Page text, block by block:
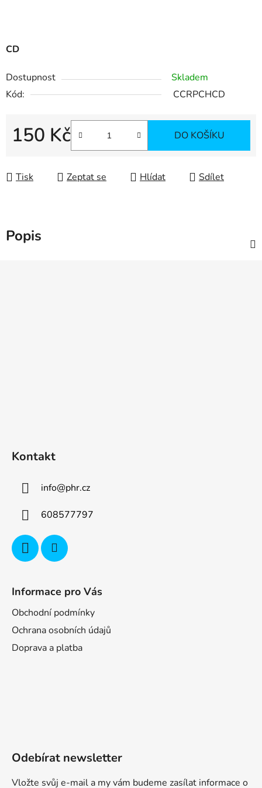
CD
Dostupnost
Skladem
Kód:
CCRPCHCD
150 Kč DO KOŠÍKU
Tisk Zeptat se Hlídat Sdílet
Popis
Kontakt
info@phr.cz
608577797
Informace pro Vás
Obchodní podmínky
Ochrana osobních údajů
Doprava a platba
Odebírat newsletter
Vložte svůj e-mail a my vám budeme zasílat informace o